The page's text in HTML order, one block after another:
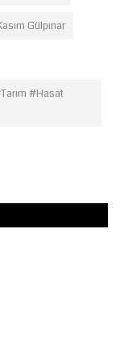
Gülpınar
#Hasat